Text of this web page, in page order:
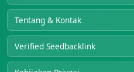
Tentang & Kontak
Verified Seedbacklink